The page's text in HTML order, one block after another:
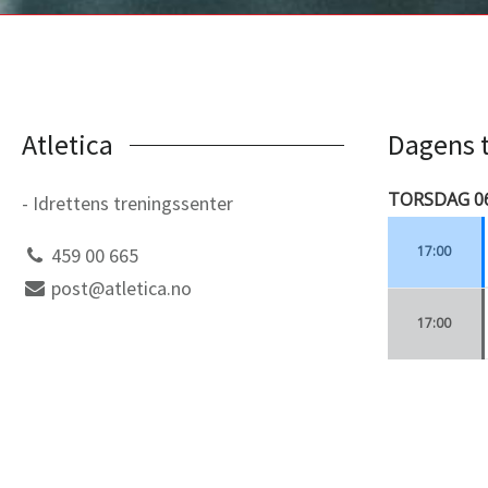
Atletica
- Idrettens treningssenter
459 00 665
post@atletica.no
Dagens